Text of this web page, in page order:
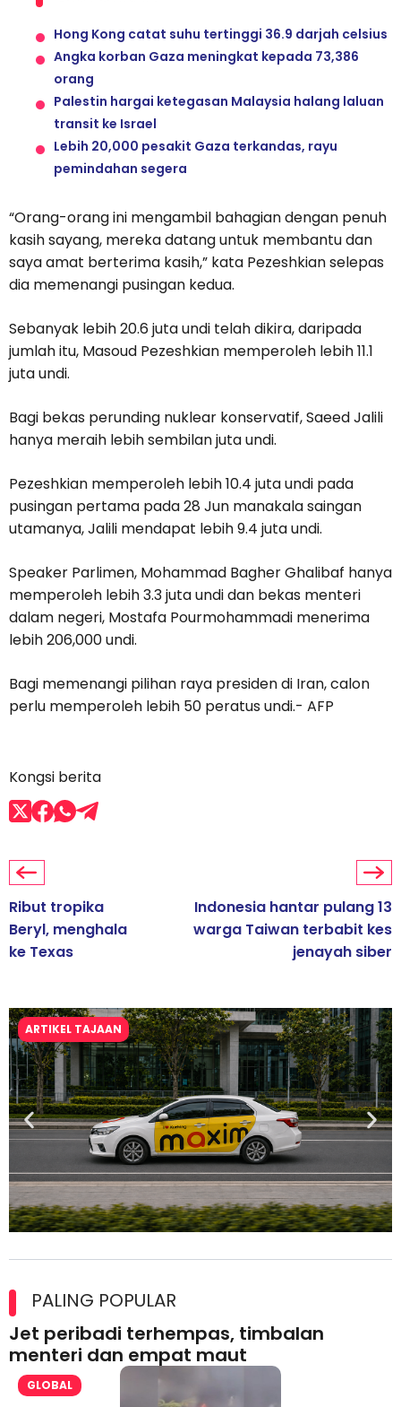
Hong Kong catat suhu tertinggi 36.9 darjah celsius
Angka korban Gaza meningkat kepada 73,386
orang
Palestin hargai ketegasan Malaysia halang laluan
transit ke Israel
Lebih 20,000 pesakit Gaza terkandas, rayu
pemindahan segera
“Orang-orang ini mengambil bahagian dengan penuh
kasih sayang, mereka datang untuk membantu dan
saya amat berterima kasih,” kata Pezeshkian selepas
dia memenangi pusingan kedua.
Sebanyak lebih 20.6 juta undi telah dikira, daripada
jumlah itu, Masoud Pezeshkian memperoleh lebih 11.1
juta undi.
Bagi bekas perunding nuklear konservatif, Saeed Jalili
hanya meraih lebih sembilan juta undi.
Pezeshkian memperoleh lebih 10.4 juta undi pada
pusingan pertama pada 28 Jun manakala saingan
utamanya, Jalili mendapat lebih 9.4 juta undi.
Speaker Parlimen, Mohammad Bagher Ghalibaf hanya
memperoleh lebih 3.3 juta undi dan bekas menteri
dalam negeri, Mostafa Pourmohammadi menerima
lebih 206,000 undi.
Bagi memenangi pilihan raya presiden di Iran, calon
perlu memperoleh lebih 50 peratus undi.- AFP
Kongsi berita
Ribut tropika
Beryl, menghala
ke Texas
Indonesia hantar pulang 13
warga Taiwan terbabit kes
jenayah siber
ARTIKEL TAJAAN
lesen separuh pertama 2026
PALING POPULAR
Jet peribadi terhempas, timbalan
menteri dan empat maut
GLOBAL